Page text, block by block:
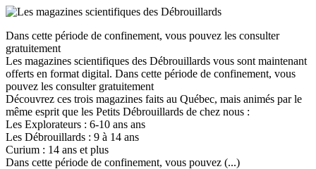
Dans cette période de confinement, vous pouvez les consulter
gratuitement
Les magazines scientifiques des Débrouillards vous sont maintenant
offerts en format digital. Dans cette période de confinement, vous
pouvez les consulter gratuitement
Découvrez ces trois magazines faits au Québec, mais animés par le
même esprit que les Petits Débrouillards de chez nous :
Les Explorateurs : 6-10 ans ans
Les Débrouillards : 9 à 14 ans
Curium : 14 ans et plus
Dans cette période de confinement, vous pouvez (...)